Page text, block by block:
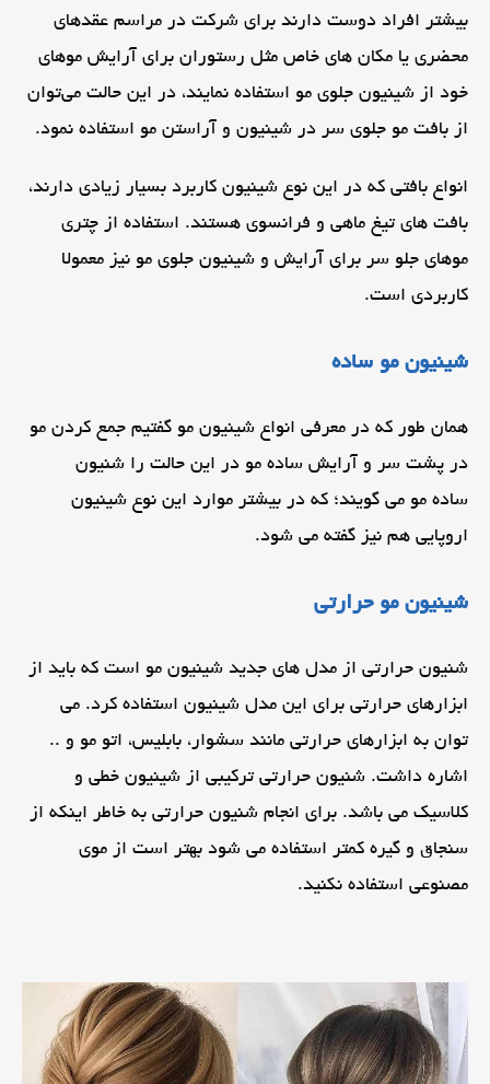
بیشتر افراد دوست دارند برای شرکت در مراسم عقد‌های
محضری یا مکان های خاص مثل رستوران برای آرایش موهای
خود از شینیون جلوی مو استفاده نمایند، در این حالت می‌توان
از بافت مو جلوی سر در شینیون و آراستن مو استفاده نمود.
انواع بافتی که در این نوع شینیون کاربرد بسیار زیادی دارند،
بافت های تیغ ماهی و فرانسوی هستند. استفاده از چتری
موهای جلو سر برای آرایش و شینیون جلوی مو نیز معمولا
کاربردی است.
شینیون مو ساده
همان طور که در معرفی انواع شینیون مو گفتیم جمع کردن مو
در پشت سر و آرایش ساده مو در این حالت را شنیون
ساده مو می گویند؛ که در بیشتر موارد این نوع شینیون
اروپایی هم نیز گفته می شود.
شینیون مو حرارتی
شنیون حرارتی از مدل های جدید شینیون مو است که باید از
ابزارهای حرارتی برای این مدل شینیون استفاده کرد. می
توان به ابزارهای حرارتی مانند سشوار، بابلیس، اتو مو و ..
اشاره داشت. شنیون حرارتی ترکیبی از شینیون خطی و
کلاسیک می باشد. برای انجام شنیون حرارتی به خاطر اینکه از
سنجاق و گیره کمتر استفاده می شود بهتر است از موی
مصنوعی استفاده نکنید.